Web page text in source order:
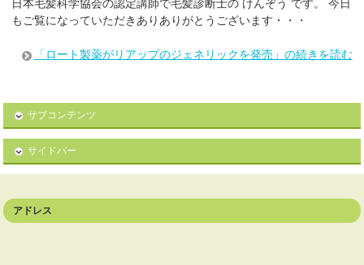
日本毛髪科学協会の認定講師で毛髪診断士の けんぞう です。 今日
もご覧になっていただきありありがとうございます・・・
「ロート製薬がリアップのジェネリックを発売」の続きを読む
サブコンテンツ
サイドバー
アドレス